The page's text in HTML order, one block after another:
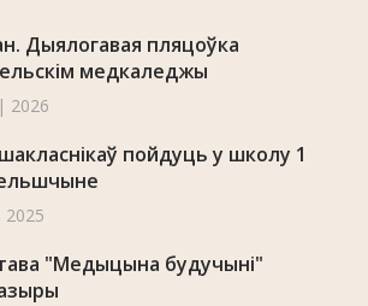
Дыялогавая пляцоўка
медкаледжы
2026
пойдуць у школу 1
"Медыцына будучыні"